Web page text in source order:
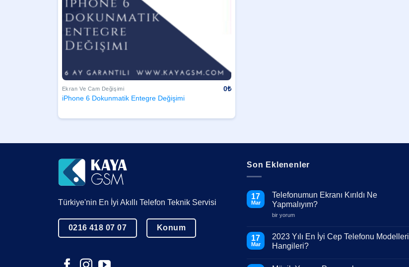
Ekran Ve Cam Değişimi
iPhone 6 Dokunmatik Entegre Değişimi
0₺
Türkiye'nin En İyi Akıllı Telefon Teknik Servisi
0216 418 07 07 Konum
Son Eklenenler
17
Mar
Telefonumun Ekranı Kırıldı Ne
Yapmalıyım?
Telefonumun
Ne
Yapmalıyım?
için
bir yorum
17
Mar
2023 Yılı En İyi Cep Telefonu Modelleri
Hangileri?